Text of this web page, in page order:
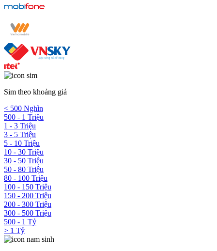
Sim theo khoảng giá
< 500 Nghìn
500 - 1 Triệu
1 - 3 Triệu
3 - 5 Triệu
5 - 10 Triệu
10 - 30 Triệu
30 - 50 Triệu
50 - 80 Triệu
80 - 100 Triệu
100 - 150 Triệu
150 - 200 Triệu
200 - 300 Triệu
300 - 500 Triệu
500 - 1 Tỷ
> 1 Tỷ